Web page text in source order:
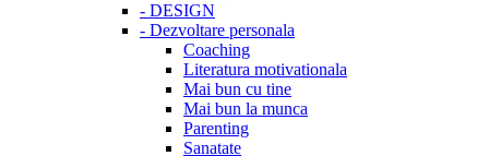
- DESIGN
- Dezvoltare personala
Coaching
Literatura motivationala
Mai bun cu tine
Mai bun la munca
Parenting
Sanatate